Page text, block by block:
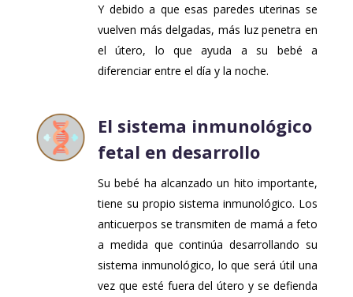
Y debido a que esas paredes uterinas se
vuelven más delgadas, más luz penetra en
el útero, lo que ayuda a su bebé a
diferenciar entre el día y la noche.
El sistema inmunológico
fetal en desarrollo
Su bebé ha alcanzado un hito importante,
tiene su propio sistema inmunológico. Los
anticuerpos se transmiten de mamá a feto
a medida que continúa desarrollando su
sistema inmunológico, lo que será útil una
vez que esté fuera del útero y se defienda